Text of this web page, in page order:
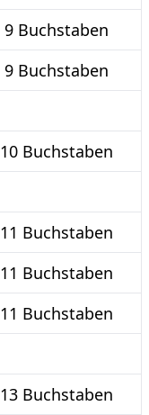
9 Buchstaben
9 Buchstaben
10 Buchstaben
11 Buchstaben
11 Buchstaben
11 Buchstaben
13 Buchstaben